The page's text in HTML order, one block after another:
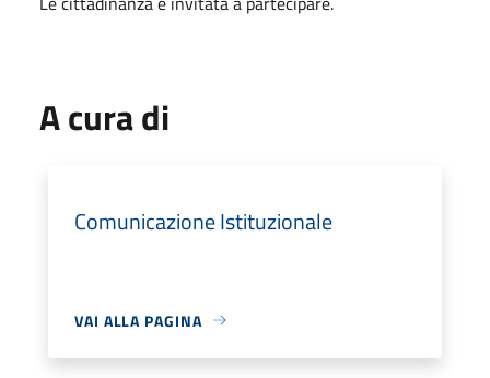
A cura di
Comunicazione Istituzionale
VAI ALLA PAGINA